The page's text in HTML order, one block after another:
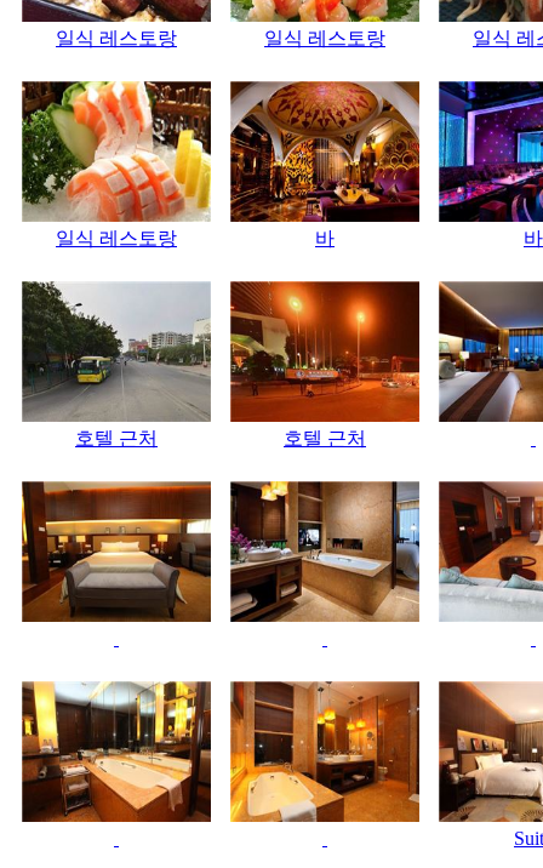
일식 레스토랑 일식 레스토랑 일식 레
일식 레스토랑 바 바
호텔 근처 호텔 근처